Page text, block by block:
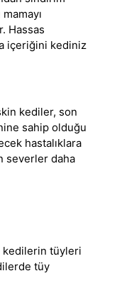
Hassas
içeriğini kediniz
kediler, son
sahip olduğu
hastalıklara
severler daha
kedilerin tüyleri
tüy